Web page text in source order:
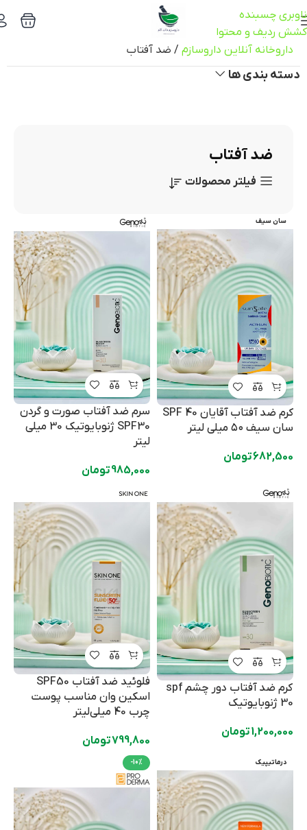
ناوبری چسبنده
کشش ردیف و محتوا
داروخانه آنلاین داروسازم / ضد آفتاب
دسته بندی ها
ضد آفتاب
فیلتر محصولات
سان سیف
کرم ضد آفتاب آقایان SPF 40
سان سیف ۵۰ میلی لیتر
682,500تومان
سرم ضد آفتاب صورت و گردن
SPF30 ژنوبایوتیک 30 میلی
لیتر
985,000تومان
کرم ضد آفتاب دور چشم spf
30 ژنوبایوتیک
1,200,000تومان
فلوئید ضد آفتاب SPF50
اسکین وان مناسب پوست‌
چرب 40 میلی‌لیتر
799,800تومان
درماتیپیک -10%